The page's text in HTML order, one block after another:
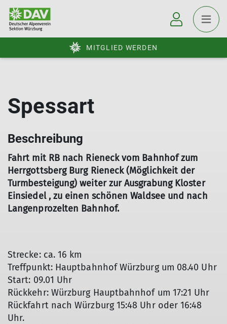
MITGLIED WERDEN
Spessart
Beschreibung
Fahrt mit RB nach Rieneck vom Bahnhof zum
Herrgottsberg Burg Rieneck (Möglichkeit der
Turmbesteigung) weiter zur Ausgrabung Kloster
Einsiedel , zu einen schönen Waldsee und nach
Langenprozelten Bahnhof.
Strecke: ca. 16 km
Treffpunkt: Hauptbahnhof Würzburg um 08.40 Uhr
Start: 09.01 Uhr
Rückkehr: Würzburg Hauptbahnhof um 17:21 Uhr
Rückfahrt nach Würzburg 15:48 Uhr oder 16:48
Uhr.